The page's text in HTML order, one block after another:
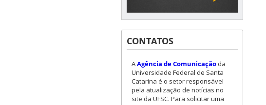
CONTATOS
AAgência de Comunicação da
Universidade Federal de Santa
Catarina é o setor responsável
pela atualização de notícias no
site da UFSC. Para solicitar uma